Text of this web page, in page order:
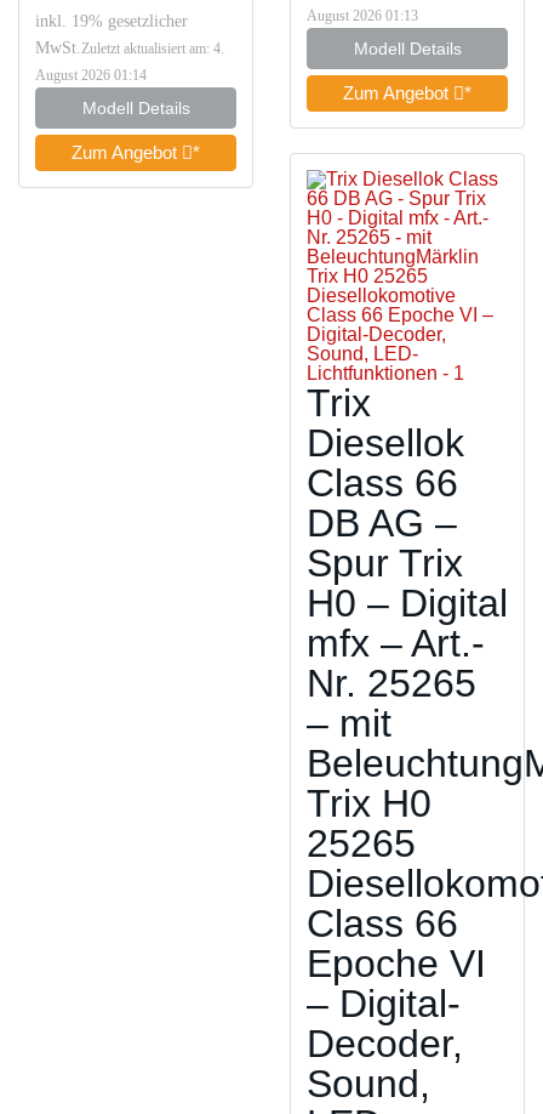
inkl. 19% gesetzlicher
MwSt.Zuletzt aktualisiert am: 4.
August 2026 01:14
Modell Details
Zum Angebot *
August 2026 01:13
Modell Details
Zum Angebot *
Trix
Diesellok
Class 66
DB AG –
Spur Trix
H0 – Digital
mfx – Art.-
Nr. 25265
– mit
Trix H0
25265
Class 66
Epoche VI
– Digital-
Decoder,
Sound,